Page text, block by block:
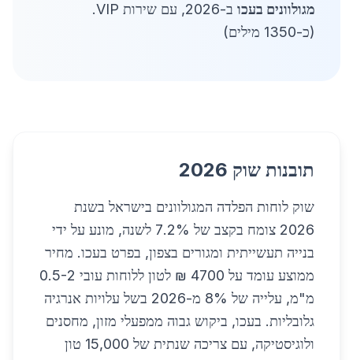
מגולוונים בעכו
ב-2026, עם שירות VIP.
(כ-1350 מילים)
תובנות שוק 2026
שוק לוחות הפלדה המגולוונים בישראל בשנת
2026 צומח בקצב של 7.2% לשנה, מונע על ידי
בנייה תעשייתית ומגורים בצפון, בפרט בעכו. מחיר
ממוצע עומד על 4700 ₪ לטון ללוחות עובי 0.5-2
מ"מ, עלייה של 8% מ-2026 בשל עלויות אנרגיה
גלובליות. בעכו, ביקוש גבוה ממפעלי מזון, מחסנים
ולוגיסטיקה, עם צריכה שנתית של 15,000 טון